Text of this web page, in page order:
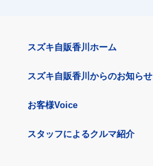
スズキ自販香川ホーム
スズキ自販香川からのお知らせ
お客様Voice
スタッフによるクルマ紹介